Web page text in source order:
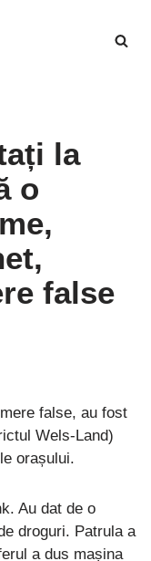
la
o
false
false, au fost
Wels-Land)
orașului.
Au dat de o
droguri. Patrula a
a dus mașina